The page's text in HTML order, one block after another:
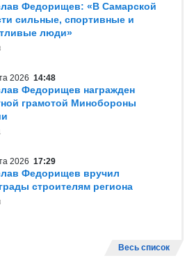
Федорищев: «В Самарской
сильные, спортивные и
люди»
2026 14:48
Федорищев награжден
грамотой Минобороны
2026 17:29
Федорищев вручил
строителям региона
Весь список